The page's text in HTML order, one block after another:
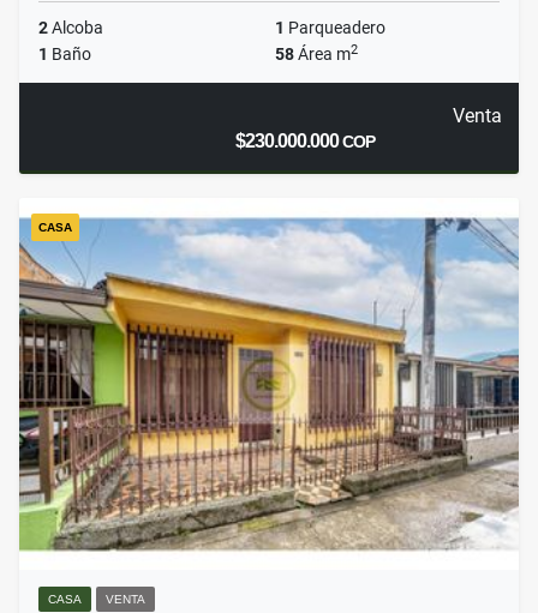
2Alcoba 1 Parqueadero
1 Baño 58Área m2
Venta
$230.000.000COP
CASA
CASA VENTA